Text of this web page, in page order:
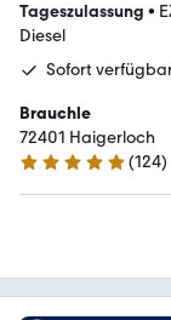
Tageszulassung •
Diesel
Sofort
Brauchle
72401 Haigerloch
4.9 Sterne
(124)